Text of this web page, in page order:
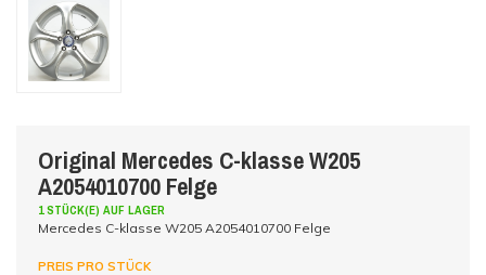
Original Mercedes C-klasse W205
A2054010700 Felge
1 STÜCK(E) AUF LAGER
Mercedes C-klasse W205 A2054010700 Felge
PREIS PRO STÜCK